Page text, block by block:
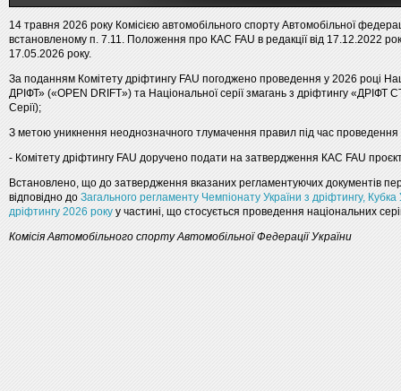
14 травня 2026 року Комісією автомобільного спорту Автомобільної
встановленому п. 7.11. Положення про КАС FAU в редакції від 17.12.2022
17.05.2026 року.
За поданням Комітету дріфтингу FAU погоджено проведення у 2026 році
ДРІФТ» («OPEN DRIFT») та Національної серії змагань з дріфтингу «ДРІФТ
Серії);
З метою уникнення неоднозначного тлумачення правил під час проведення
- Комітету дріфтингу FAU доручено подати на затвердження КАС FAU
Встановлено, що до затвердження вказаних регламентуючих документів
відповідно до Загального регламенту Чемпіонату України з дріфтингу,
дріфтингу 2026 року у частині, що стосується проведення національних
Комісія Автомобільного спорту Автомобільної Федерації України